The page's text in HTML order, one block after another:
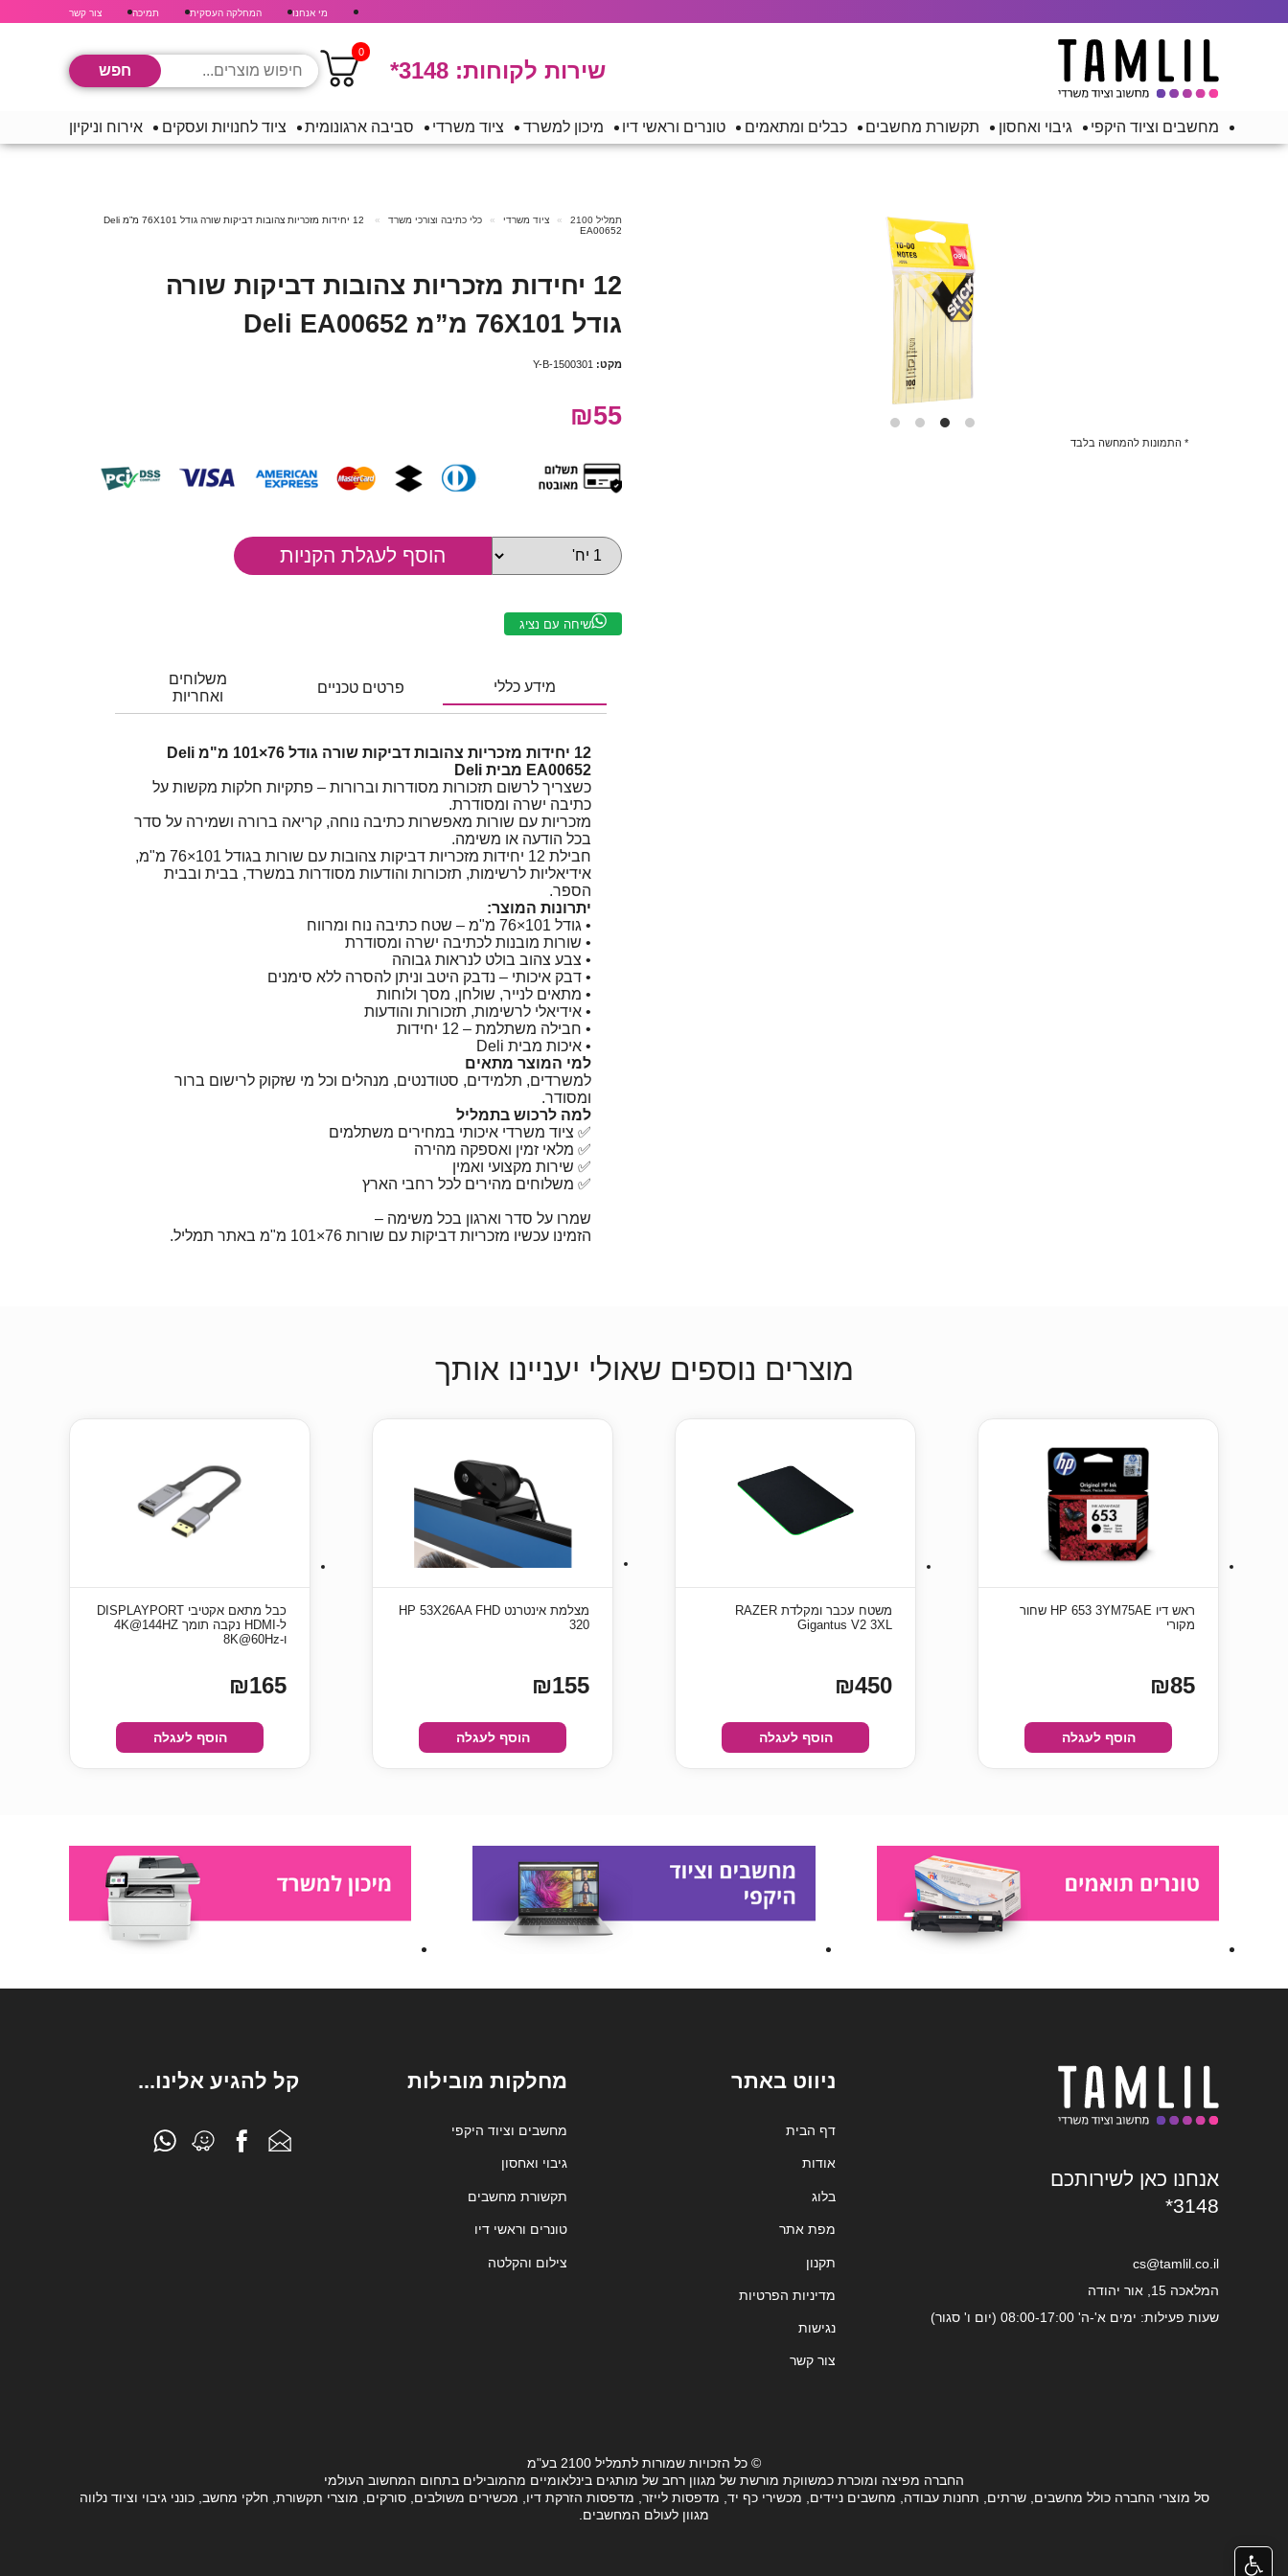
מי אנחנו המחלקה העסקית תמיכה צור קשר
שירות לקוחות: *3148
0
מחשבים וציוד היקפי גיבוי ואחסון תקשורת מחשבים כבלים ומתאמים טונרים וראשי דיו מיכון למשרד ציוד משרדי סביבה ארגונומית ציוד לחנויות ועסקים אירוח וניקיון
* התמונות להמחשה בלבד
תמליל 2100 ציוד משרדי כלי כתיבה וצורכי משרד
12 יחידות מזכריות צהובות דביקות שורה גודל 76X101 מ”מ Deli
EA00652
12 יחידות מזכריות צהובות דביקות שורה
גודל 76X101 מ”מ Deli EA00652
מקט: Y-B-1500301
₪55
שיחה עם נציג
מידע כללי פרטים טכניים
משלוחים
ואחריות
12 יחידות מזכריות צהובות דביקות שורה גודל 76×101 מ"מ Deli
EA00652 מבית Deli
כשצריך לרשום תזכורות מסודרות וברורות – פתקיות חלקות מקשות על
כתיבה ישרה ומסודרת.
מזכריות עם שורות מאפשרות כתיבה נוחה, קריאה ברורה ושמירה על סדר
בכל הודעה או משימה.
חבילת 12 יחידות מזכריות דביקות צהובות עם שורות בגודל 101×76 מ"מ,
אידיאליות לרשימות, תזכורות והודעות מסודרות במשרד, בבית ובבית
הספר.
יתרונות המוצר:
• גודל ‎76×101 מ"מ – שטח כתיבה נוח ומרווח
• שורות מובנות לכתיבה ישרה ומסודרת
• צבע צהוב בולט לנראות גבוהה
• דבק איכותי – נדבק היטב וניתן להסרה ללא סימנים
• מתאים לנייר, שולחן, מסך ולוחות
• אידיאלי לרשימות, תזכורות והודעות
• חבילה משתלמת – 12 יחידות
• איכות מבית Deli
למי המוצר מתאים
למשרדים, תלמידים, סטודנטים, מנהלים וכל מי שזקוק לרישום ברור
ומסודר.
למה לרכוש בתמליל
✅ ציוד משרדי איכותי במחירים משתלמים
✅ מלאי זמין ואספקה מהירה
✅ שירות מקצועי ואמין
✅ משלוחים מהירים לכל רחבי הארץ
שמרו על סדר וארגון בכל משימה –
הזמינו עכשיו מזכריות דביקות עם שורות 76×101 מ"מ באתר תמליל.
מוצרים נוספים שאולי יעניינו אותך
ראש דיו HP 653 3YM75AE שחור
מקורי
₪85
הוסף לעגלה
משטח עכבר ומקלדת RAZER
Gigantus V2 3XL
₪450
הוסף לעגלה
מצלמת אינטרנט HP 53X26AA FHD
320
₪155
הוסף לעגלה
כבל מתאם אקטיבי DISPLAYPORT
ל-HDMI נקבה תומך 4K@144HZ
ו-8K@60Hz
₪165
הוסף לעגלה
אנחנו כאן לשירותכם
*3148
cs@tamlil.co.il
המלאכה 15, אור יהודה
שעות פעילות: ימים א'-ה' 08:00-17:00 (יום ו' סגור)
ניווט באתר
דף הבית
אודות
בלוג
מפת אתר
תקנון
מדיניות הפרטיות
נגישות
צור קשר
מחלקות מובילות
מחשבים וציוד היקפי
גיבוי ואחסון
תקשורת מחשבים
טונרים וראשי דיו
צילום והקלטה
קל להגיע אלינו...
© כל הזכויות שמורות לתמליל 2100 בע"מ
החברה מפיצה ומוכרת כמשווקת מורשת של מגוון רחב של מותגים בינלאומיים מהמובילים בתחום המחשוב העולמי
סל מוצרי החברה כולל מחשבים, שרתים, תחנות עבודה, מחשבים ניידים, מכשירי כף יד, מדפסות לייזר, מדפסות הזרקת דיו, מכשירים משולבים, סורקים, מוצרי תקשורת, חלקי מחשב, כונני גיבוי וציוד נלווה
מגוון לעולם המחשבים.